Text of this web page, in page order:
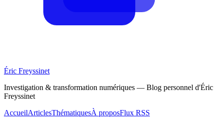
Éric Freyssinet
Investigation & transformation numériques — Blog personnel d'Éric
Freyssinet
AccueilArticlesThématiquesÀ proposFlux RSS